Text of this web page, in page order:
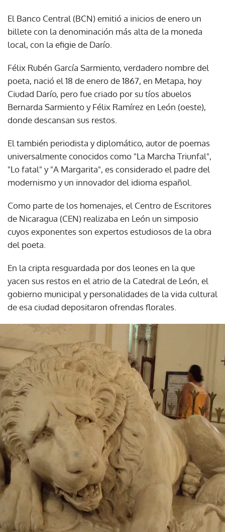
El Banco Central (BCN) emitió a inicios de enero un
billete con la denominación más alta de la moneda
local, con la efigie de Darío.
Félix Rubén García Sarmiento, verdadero nombre del
poeta, nació el 18 de enero de 1867, en Metapa, hoy
Ciudad Darío, pero fue criado por su tíos abuelos
Bernarda Sarmiento y Félix Ramírez en León (oeste),
donde descansan sus restos.
El también periodista y diplomático, autor de poemas
universalmente conocidos como "La Marcha Triunfal",
"Lo fatal" y "A Margarita", es considerado el padre del
modernismo y un innovador del idioma español.
Como parte de los homenajes, el Centro de Escritores
de Nicaragua (CEN) realizaba en León un simposio
cuyos exponentes son expertos estudiosos de la obra
del poeta.
En la cripta resguardada por dos leones en la que
yacen sus restos en el atrio de la Catedral de León, el
gobierno municipal y personalidades de la vida cultural
de esa ciudad depositaron ofrendas florales.